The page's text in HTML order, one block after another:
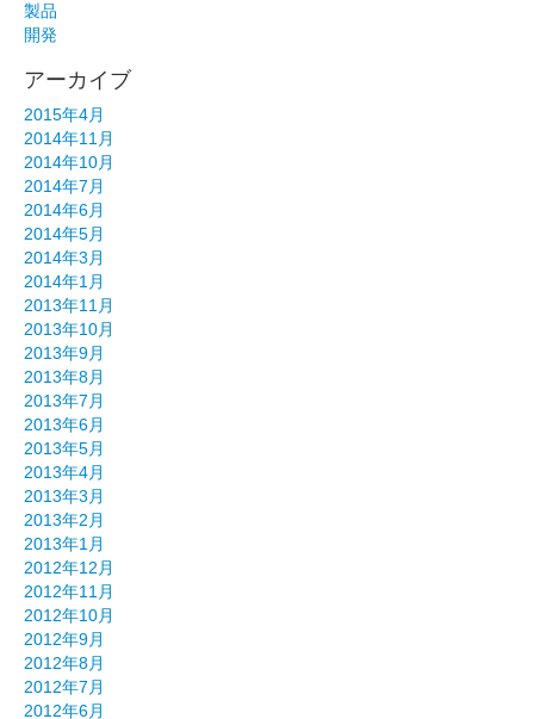
製品
開発
アーカイブ
2015年4月
2014年11月
2014年10月
2014年7月
2014年6月
2014年5月
2014年3月
2014年1月
2013年11月
2013年10月
2013年9月
2013年8月
2013年7月
2013年6月
2013年5月
2013年4月
2013年3月
2013年2月
2013年1月
2012年12月
2012年11月
2012年10月
2012年9月
2012年8月
2012年7月
2012年6月